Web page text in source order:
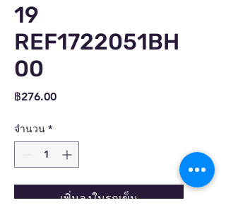
19
REF1722051BH
00
฿276.00ราคา
จำนวน *
เพิ่มลงในรถเข็น